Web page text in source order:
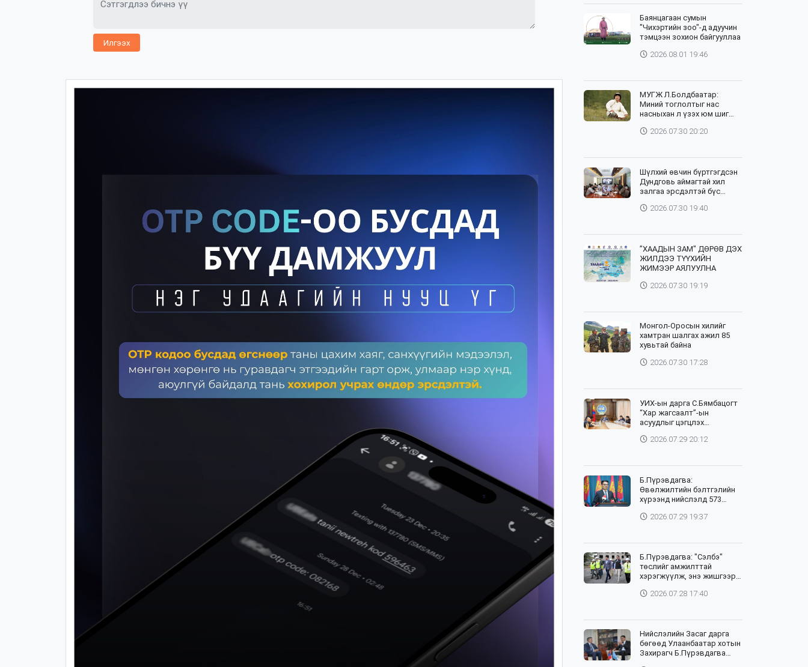
Илгээх
Баянцагаан сумын
"Чихэртийн зоо"-д адуучин
тэмцээн зохион байгууллаа
2026.08.01 19:46
МУГЖ Л.Болдбаатар:
Миний тоглолтыг нас
насныхан л үзэх юм шиг
2026.07.30 20:20
Шүлхий өвчин бүртгэгдсэн
Дундговь аймагтай хил
залгаа эрсдэлтэй бүс
вакцинжуулалтыг зохион
2026.07.30 19:40
”ХААДЫН ЗАМ" ДӨРӨВ ДЭХ
ЖИЛДЭЭ ТҮҮХИЙН
ЖИМЭЭР АЯЛУУЛНА
2026.07.30 19:19
Монгол-Оросын хилийг
хамтран шалгах ажил 85
хувьтай байна
2026.07.30 17:28
УИХ-ын дарга С.Бямбацогт
“Хар жагсаалт”-ын
асуудлыг цэгцлэх
удирдлагад 30 хоногийн
2026.07.29 20:12
Б.Пүрэвдагва:
Өвөлжилтийн бэлтгэлийн
хүрээнд нийслэлд 573
хэрэгжүүлж байна
2026.07.29 19:37
Б.Пүрэвдагва: "Сэлбэ"
төслийг амжилттай
хэрэгжүүлж, энэ жишгээр
сууцжуулна
2026.07.28 17:40
Нийслэлийн Засаг дарга
бөгөөд Улаанбаатар хотын
Захирагч Б.Пүрэвдагва